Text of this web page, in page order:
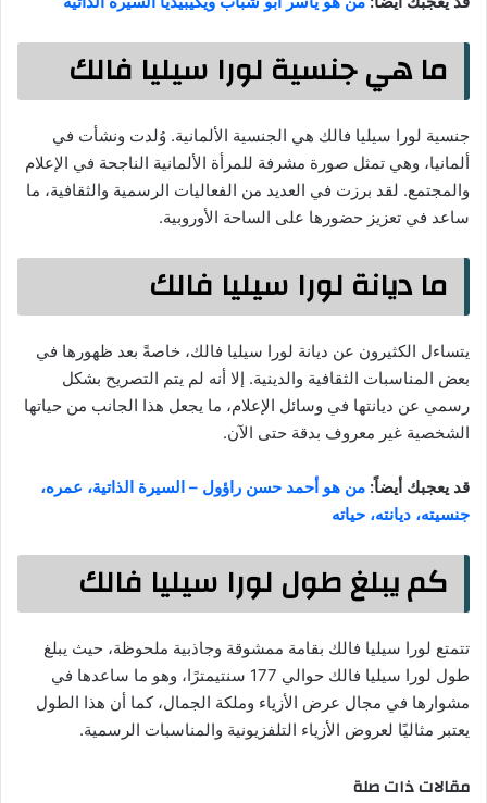
ما هي جنسية لورا سيليا فالك
جنسية لورا سيليا فالك هي الجنسية الألمانية. وُلدت ونشأت في
ألمانيا، وهي تمثل صورة مشرفة للمرأة الألمانية الناجحة في الإعلام
والمجتمع. لقد برزت في العديد من الفعاليات الرسمية والثقافية، ما
ساعد في تعزيز حضورها على الساحة الأوروبية.
ما ديانة لورا سيليا فالك
يتساءل الكثيرون عن ديانة لورا سيليا فالك، خاصةً بعد ظهورها في
بعض المناسبات الثقافية والدينية. إلا أنه لم يتم التصريح بشكل
رسمي عن ديانتها في وسائل الإعلام، ما يجعل هذا الجانب من حياتها
الشخصية غير معروف بدقة حتى الآن.
قد يعجبك أيضاً: من هو أحمد حسن راؤول – السيرة الذاتية، عمره،
جنسيته، ديانته، حياته
كم يبلغ طول لورا سيليا فالك
تتمتع لورا سيليا فالك بقامة ممشوقة وجاذبية ملحوظة، حيث يبلغ
طول لورا سيليا فالك حوالي 177 سنتيمترًا، وهو ما ساعدها في
مشوارها في مجال عرض الأزياء وملكة الجمال، كما أن هذا الطول
يعتبر مثاليًا لعروض الأزياء التلفزيونية والمناسبات الرسمية.
مقالات ذات صلة